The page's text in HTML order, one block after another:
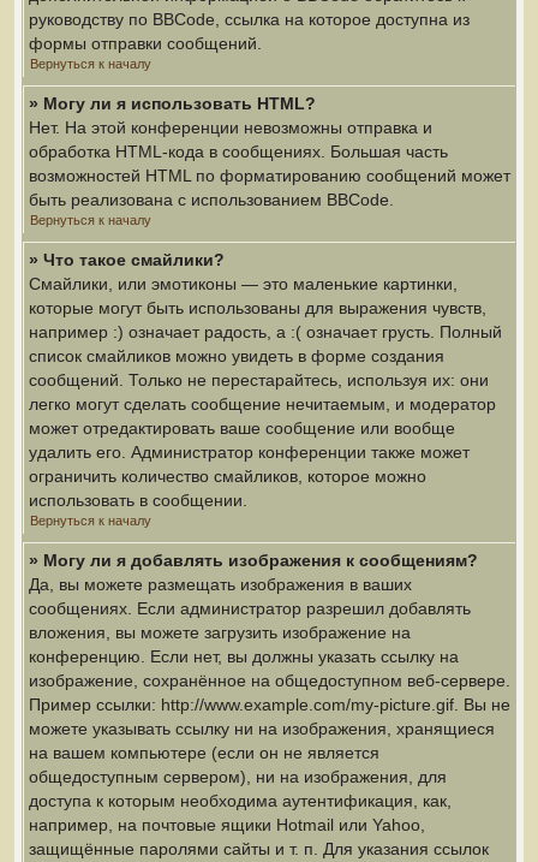
руководству по BBCode, ссылка на которое доступна из
формы отправки сообщений.
Вернуться к началу
» Могу ли я использовать HTML?
Нет. На этой конференции невозможны отправка и
обработка HTML-кода в сообщениях. Большая часть
возможностей HTML по форматированию сообщений может
быть реализована с использованием BBCode.
Вернуться к началу
» Что такое смайлики?
Смайлики, или эмотиконы — это маленькие картинки,
которые могут быть использованы для выражения чувств,
например :) означает радость, а :( означает грусть. Полный
список смайликов можно увидеть в форме создания
сообщений. Только не перестарайтесь, используя их: они
легко могут сделать сообщение нечитаемым, и модератор
может отредактировать ваше сообщение или вообще
удалить его. Администратор конференции также может
ограничить количество смайликов, которое можно
использовать в сообщении.
Вернуться к началу
» Могу ли я добавлять изображения к сообщениям?
Да, вы можете размещать изображения в ваших
сообщениях. Если администратор разрешил добавлять
вложения, вы можете загрузить изображение на
конференцию. Если нет, вы должны указать ссылку на
изображение, сохранённое на общедоступном веб-сервере.
Пример ссылки: http://www.example.com/my-picture.gif. Вы не
можете указывать ссылку ни на изображения, хранящиеся
на вашем компьютере (если он не является
общедоступным сервером), ни на изображения, для
доступа к которым необходима аутентификация, как,
например, на почтовые ящики Hotmail или Yahoo,
защищённые паролями сайты и т. п. Для указания ссылок